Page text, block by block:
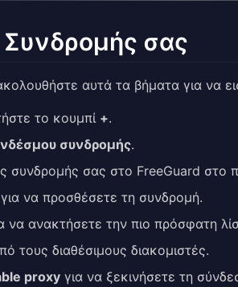
Συνδρομής σας
αυτά τα βήματα για να
το κουμπί +.
συνδρομής.
συνδρομής σας στο FreeGuard στο
για να προσθέσετε τη συνδρομή.
να ανακτήσετε την πιο πρόσφατη
τους διαθέσιμους διακομιστές.
proxy για να ξεκινήσετε τη